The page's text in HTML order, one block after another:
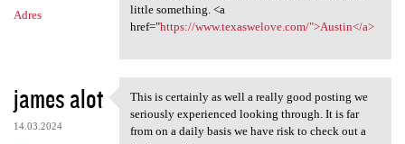
Adres
little something. <a
href="https://www.texaswelove.com/">Austin</a>
james alot
14.03.2024
This is certainly as well a
This is certainly as well a really good posting we
seriously experienced looking through. It is far
from on a daily basis we have risk to check out a